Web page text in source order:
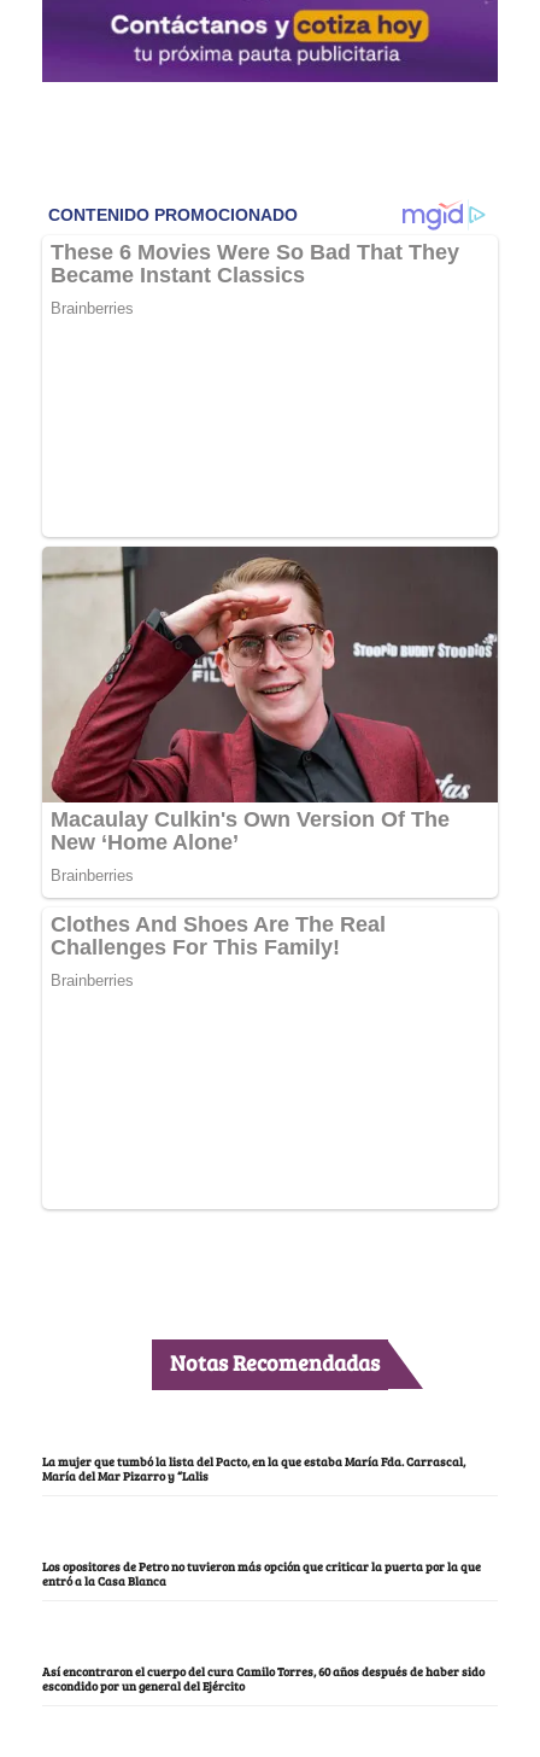
Notas Recomendadas
La mujer que tumbó la lista del Pacto, en la que estaba María Fda. Carrascal,
María del Mar Pizarro y “Lalis
Los opositores de Petro no tuvieron más opción que criticar la puerta por la que
entró a la Casa Blanca
Así encontraron el cuerpo del cura Camilo Torres, 60 años después de haber sido
escondido por un general del Ejército